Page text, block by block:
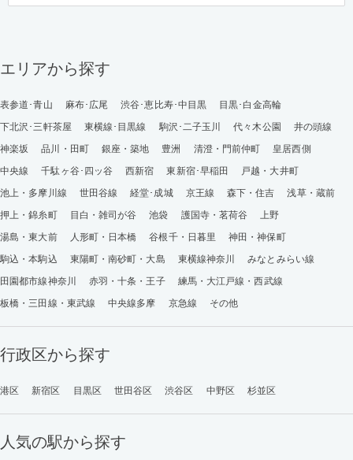
エリアから探す
表参道･青山 麻布･広尾 渋谷･恵比寿･中目黒
目黒･白金高輪
下北沢･三軒茶屋
東横線･目黒線 駒沢･二子玉川 代々木公園
井の頭線
神楽坂
品川・田町 銀座・築地 豊洲 清澄・門前仲町
皇居西側
中央線
千駄ヶ谷･四ッ谷 西新宿 東新宿･早稲田
戸越・大井町
池上・多摩川線
世田谷線 経堂･成城 京王線 森下・住吉
浅草・蔵前
押上・錦糸町
目白・雑司が谷 池袋 護国寺・茗荷谷
上野
湯島・東大前
人形町・日本橋 谷根千・日暮里
神田・神保町
駒込・本駒込
東陽町・南砂町・大島 東横線神奈川
みなとみらい線
田園都市線神奈川
赤羽・十条・王子
練馬・大江戸線・西武線
板橋・三田線・東武線
中央線多摩 京急線 その他
行政区から探す
港区 新宿区 目黒区 世田谷区 渋谷区 中野区 杉並区
人気の駅から探す